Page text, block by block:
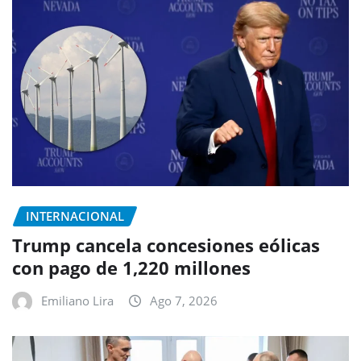
INTERNACIONAL
Trump cancela concesiones eólicas
con pago de 1,220 millones
Emiliano Lira Ago 7, 2026